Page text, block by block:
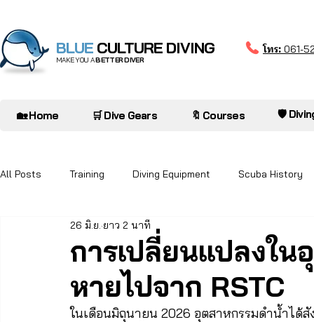
BLUE CULTURE DIVING
MAKE YOU ABETTER DIVER
โทร: 061-
🏡 Home 🛒 Dive Gears 🔖 Courses 🛡️
All Posts Training Diving Equipment Scuba History
Diver to Diver Oceanarium
การเปลี่ยนแปลงใน
หายไปจาก RSTC
26 มิ.ย. ยาว 2 นาที
ในเดือนมิถุนายน 2026 อุตสาหกรรมดำน้ำได้